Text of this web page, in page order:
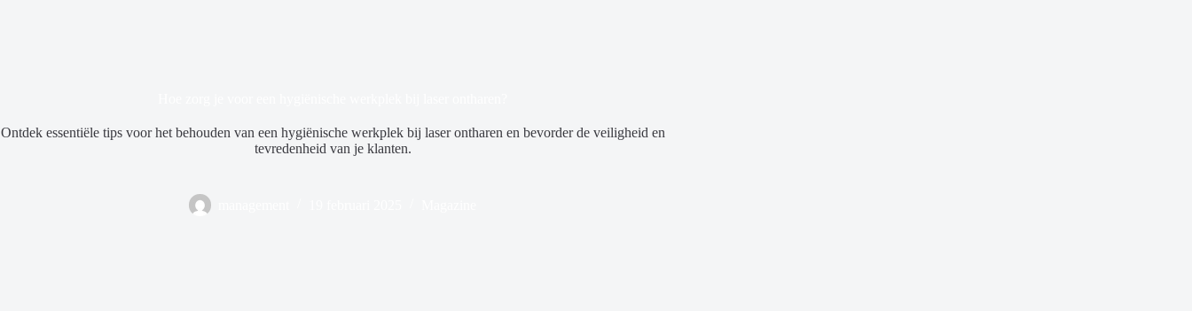
Ontdek essentiële tips voor het behouden van een hygiënische werkplek bij laser ontharen en bevorder de veiligheid en
tevredenheid van je klanten.